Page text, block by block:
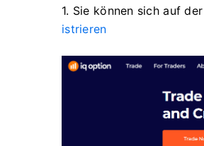
1. Sie können sich auf
istrieren